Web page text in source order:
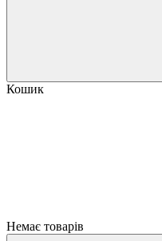
Кошик
Немає товарів